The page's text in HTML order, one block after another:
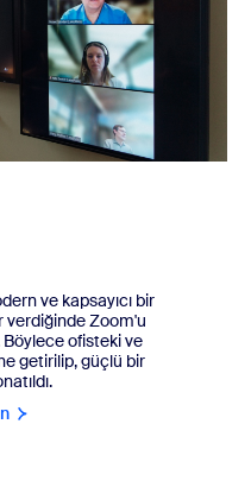
ve kapsayıcı bir
verdiğinde Zoom'u
ofisteki ve
getirilip, güçlü bir